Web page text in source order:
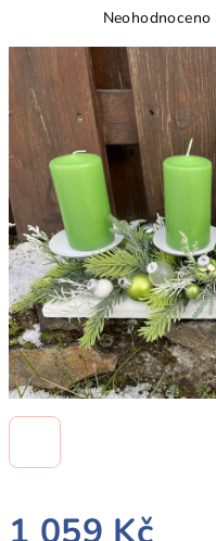
Průměrné
produktu
je
0,0
z
5
hvězdiček.
Neohodnoceno